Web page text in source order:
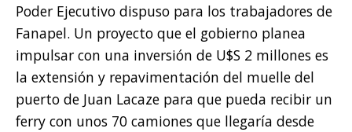
Poder Ejecutivo dispuso para los trabajadores de
Fanapel. Un proyecto que el gobierno planea
impulsar con una inversión de U$S 2 millones es
la extensión y repavimentación del muelle del
puerto de Juan Lacaze para que pueda recibir un
ferry con unos 70 camiones que llegaría desde